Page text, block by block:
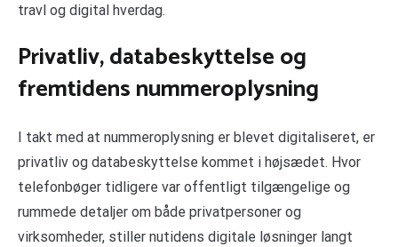
travl og digital hverdag.
Privatliv, databeskyttelse og
fremtidens nummeroplysning
I takt med at nummeroplysning er blevet digitaliseret, er
privatliv og databeskyttelse kommet i højsædet. Hvor
telefonbøger tidligere var offentligt tilgængelige og
rummede detaljer om både privatpersoner og
virksomheder, stiller nutidens digitale løsninger langt